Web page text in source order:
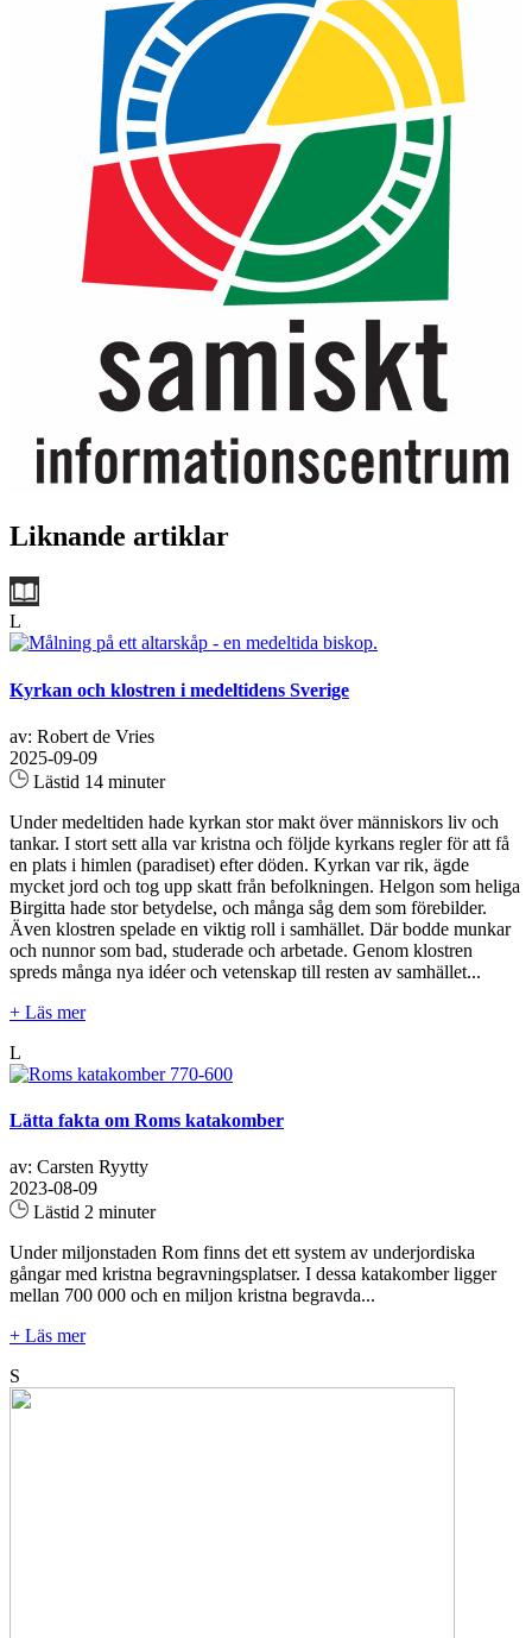
Liknande artiklar
L
Kyrkan och klostren i medeltidens Sverige
av: Robert de Vries
2025-09-09
Lästid 14 minuter
Under medeltiden hade kyrkan stor makt över människors liv och
tankar. I stort sett alla var kristna och följde kyrkans regler för att få
en plats i himlen (paradiset) efter döden. Kyrkan var rik, ägde
mycket jord och tog upp skatt från befolkningen. Helgon som heliga
Birgitta hade stor betydelse, och många såg dem som förebilder.
Även klostren spelade en viktig roll i samhället. Där bodde munkar
och nunnor som bad, studerade och arbetade. Genom klostren
spreds många nya idéer och vetenskap till resten av samhället...
+ Läs mer
L
Lätta fakta om Roms katakomber
av: Carsten Ryytty
2023-08-09
Lästid 2 minuter
Under miljonstaden Rom finns det ett system av underjordiska
gångar med kristna begravningsplatser. I dessa katakomber ligger
mellan 700 000 och en miljon kristna begravda...
+ Läs mer
S